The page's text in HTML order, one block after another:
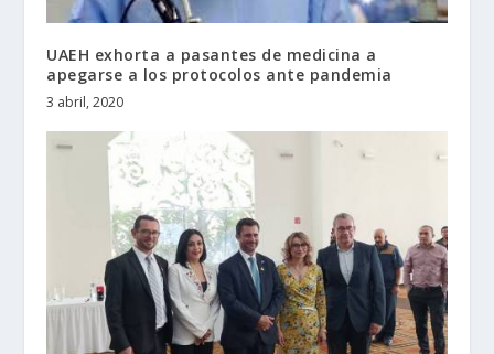
UAEH exhorta a pasantes de medicina a
apegarse a los protocolos ante pandemia
3 abril, 2020